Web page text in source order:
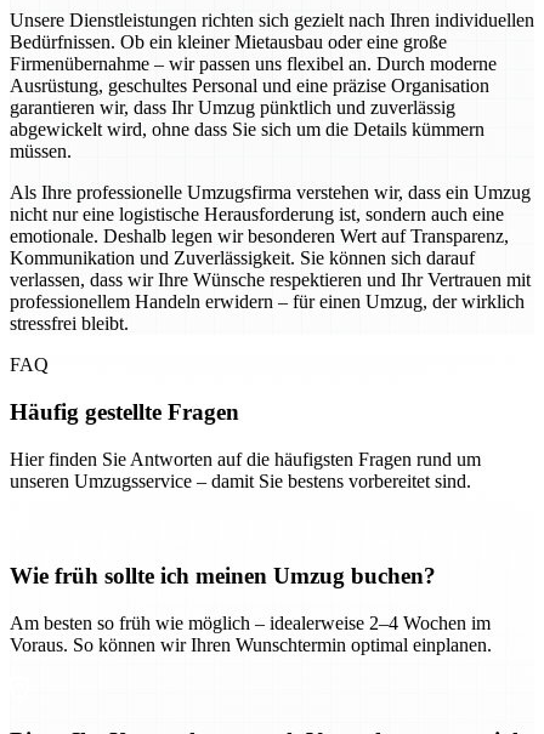
Unsere Dienstleistungen richten sich gezielt nach Ihren individuellen
Bedürfnissen. Ob ein kleiner Mietausbau oder eine große
Firmenübernahme – wir passen uns flexibel an. Durch moderne
Ausrüstung, geschultes Personal und eine präzise Organisation
garantieren wir, dass Ihr Umzug pünktlich und zuverlässig
abgewickelt wird, ohne dass Sie sich um die Details kümmern
müssen.
Als Ihre professionelle Umzugsfirma verstehen wir, dass ein Umzug
nicht nur eine logistische Herausforderung ist, sondern auch eine
emotionale. Deshalb legen wir besonderen Wert auf Transparenz,
Kommunikation und Zuverlässigkeit. Sie können sich darauf
verlassen, dass wir Ihre Wünsche respektieren und Ihr Vertrauen mit
professionellem Handeln erwidern – für einen Umzug, der wirklich
stressfrei bleibt.
FAQ
Häufig gestellte Fragen
Hier finden Sie Antworten auf die häufigsten Fragen rund um
unseren Umzugsservice – damit Sie bestens vorbereitet sind.
Wie früh sollte ich meinen Umzug buchen?
Am besten so früh wie möglich – idealerweise 2–4 Wochen im
Voraus. So können wir Ihren Wunschtermin optimal einplanen.